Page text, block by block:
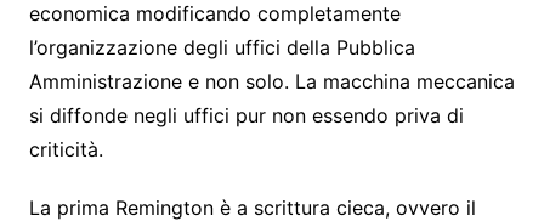
economica modificando completamente
l’organizzazione degli uffici della Pubblica
Amministrazione e non solo. La macchina meccanica
si diffonde negli uffici pur non essendo priva di
criticità.
La prima Remington è a scrittura cieca, ovvero il